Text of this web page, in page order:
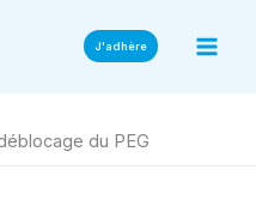
J'adhère
du PEG